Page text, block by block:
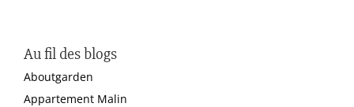
Au fil des blogs
Aboutgarden
Appartement Malin